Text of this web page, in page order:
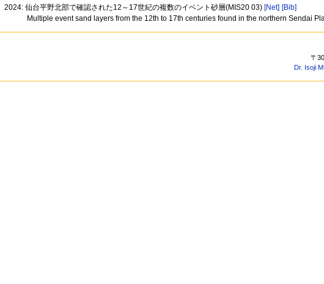
2024: 仙台平野北部で確認された12～17世紀の複数のイベント砂層(MIS20 03) [Net] [Bib]
Multiple event sand layers from the 12th to 17th centuries found in the northern Sendai
〒
Dr. Isoji